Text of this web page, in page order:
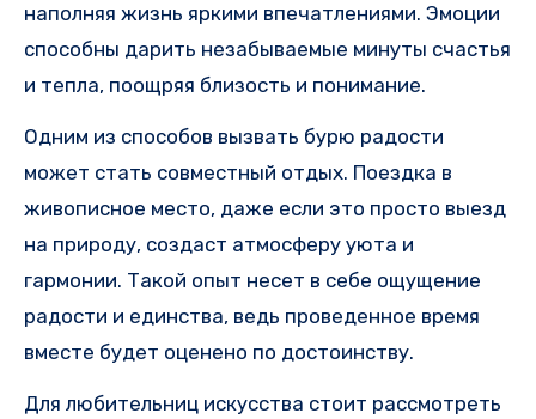
наполняя жизнь яркими впечатлениями. Эмоции
способны дарить незабываемые минуты счастья
и тепла, поощряя близость и понимание.
Одним из способов вызвать бурю радости
может стать совместный отдых. Поездка в
живописное место, даже если это просто выезд
на природу, создаст атмосферу уюта и
гармонии. Такой опыт несет в себе ощущение
радости и единства, ведь проведенное время
вместе будет оценено по достоинству.
Для любительниц искусства стоит рассмотреть